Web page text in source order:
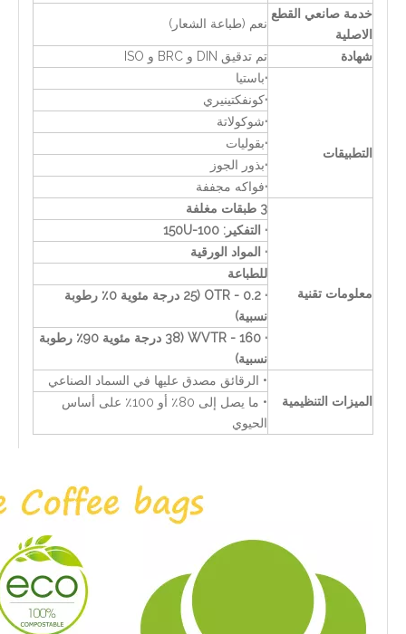
خدمة صانعي القطع
الاصلية
نعم (طباعة الشعار)
شهادة تم تدقيق DIN و BRC و ISO
التطبيقات
·باستيا
·كونفكتينيري
·شوكولاتة
·بقوليات
·بذور الجوز
·فواكه مجففة
معلومات تقنية
3 طبقات مغلفة
· التفكير: 100-150U
· المواد الورقية
للطباعة
· OTR - 0.2 (25 درجة مئوية 0٪ رطوبة
نسبية)
· WVTR - 160 (38 درجة مئوية 90٪ رطوبة
نسبية)
الميزات التنظيمية
• الرقائق مصدق عليها في السماد الصناعي
• ما يصل إلى 80٪ أو 100٪ على أساس
الحيوي